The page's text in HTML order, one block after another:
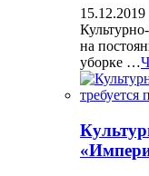
15.12.2019
на
уборке …